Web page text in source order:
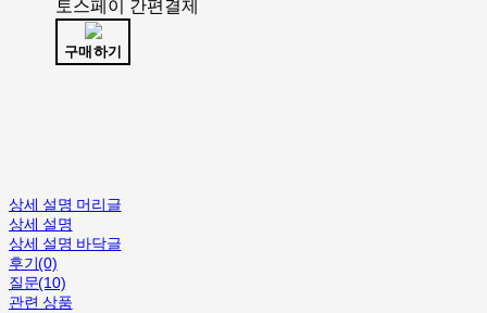
토스페이 간편결제
구매하기
상세 설명 머리글
상세 설명
상세 설명 바닥글
후기(0)
질문(10)
관련 상품